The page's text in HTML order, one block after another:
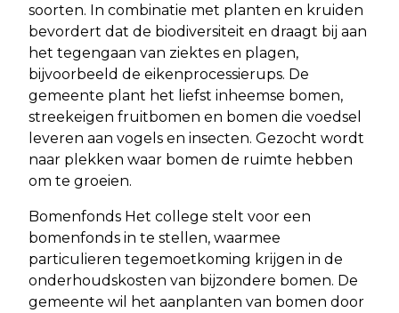
soorten. In combinatie met planten en kruiden
bevordert dat de biodiversiteit en draagt bij aan
het tegengaan van ziektes en plagen,
bijvoorbeeld de eikenprocessierups. De
gemeente plant het liefst inheemse bomen,
streekeigen fruitbomen en bomen die voedsel
leveren aan vogels en insecten. Gezocht wordt
naar plekken waar bomen de ruimte hebben
om te groeien.
Bomenfonds Het college stelt voor een
bomenfonds in te stellen, waarmee
particulieren tegemoetkoming krijgen in de
onderhoudskosten van bijzondere bomen. De
gemeente wil het aanplanten van bomen door